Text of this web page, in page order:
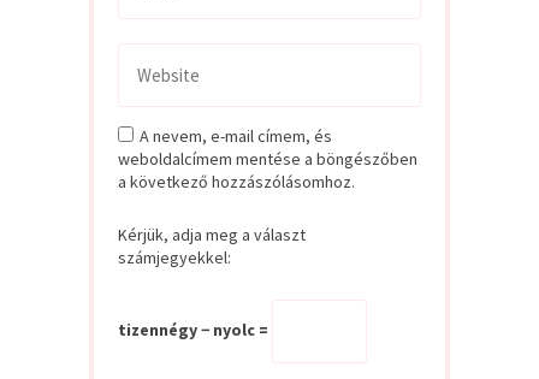
A nevem, e-mail címem, és
weboldalcímem mentése a böngészőben
a következő hozzászólásomhoz.
Kérjük, adja meg a választ
számjegyekkel:
tizennégy − nyolc =